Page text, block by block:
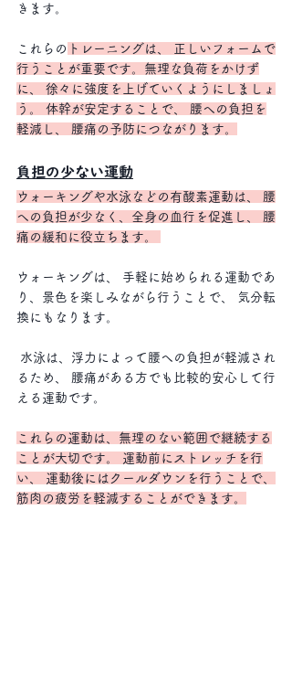
きます。
これらの トレーニングは、 正しいフォームで
行うことが重要です。無理な負荷をかけず
に、 徐々に強度を上げていくようにしましょ
う。 体幹が安定することで、 腰への負担を
軽減し、 腰痛の予防につながります。
負担の少ない運動
ウォーキングや水泳などの有酸素運動は、 腰
への負担が少なく、全身の血行を促進し、 腰
痛の緩和に役立ちます。
ウォーキングは、 手軽に始められる運動であ
り、景色を楽しみながら行うことで、 気分転
換にもなります。
るため、 腰痛がある方でも比較的安心して行
える運動です。
これらの運動は、無理のない範囲で継続する
ことが大切です。 運動前にストレッチを行
い、 運動後にはクールダウンを行うことで、
筋肉の疲労を軽減することができます。